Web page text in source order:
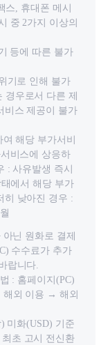
스, 휴대폰 메시
중 2가지 이상의
등에 따른 불가
기로 인해 불가
경우로서 다른 제
비스 제공이 불가
해당 부가서비
비스에 상응하
: 사유발생 즉시
에서 해당 부가
히 낮아진 경우 :
닌 원화로 결제
수수료가 추가
랍니다.
: 홈페이지(PC)
해외 이용 →해외
미화(USD) 기준
초 고시 전신환